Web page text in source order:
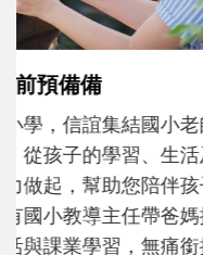
和孩子一起長
不同模樣
沒有人天生就擅
次「前所未有」
大。從給予安全
主、角色認同及